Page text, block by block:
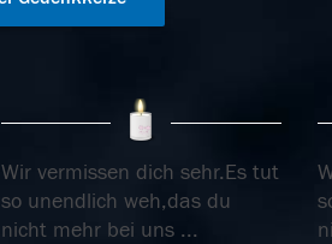
Wir vermissen dich sehr.Es tut
so unendlich weh,das du
nicht mehr bei uns ...